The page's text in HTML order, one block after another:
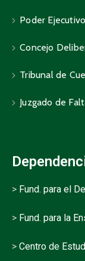
Poder Ejecutivo
Concejo
Tribunal de
Juzgado de
> Fund. para el
> Fund. para la
> Centro de